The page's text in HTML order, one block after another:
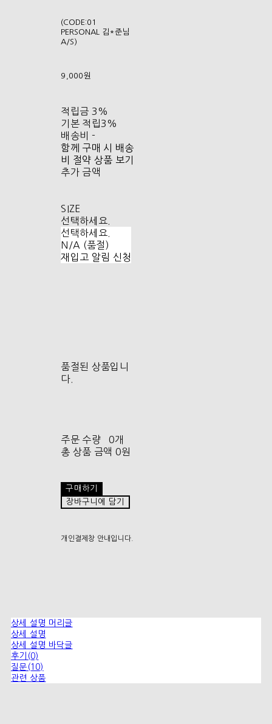
(CODE:01
PERSONAL 김*준님
A/S)
9,000원
적립금 3%
기본 적립3%
배송비 -
함께 구매 시 배송
비 절약 상품 보기
추가 금액
SIZE
선택하세요.
선택하세요.
N/A (품절)
재입고 알림 신청
품절된 상품입니
다.
주문 수량
0개
총 상품 금액 0원
구매하기
장바구니에 담기
개인결제창 안내입니다.
상세 설명 머리글
상세 설명
상세 설명 바닥글
후기(0)
질문(10)
관련 상품